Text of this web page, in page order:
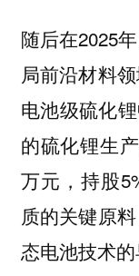
随后在2025
局前沿材料
电池级硫化
的硫化锂生
万元，持股
质的关键原
态电池技术的